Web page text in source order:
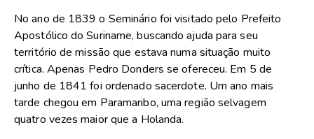
No ano de 1839 o Seminário foi visitado pelo Prefeito
Apostólico do Suriname, buscando ajuda para seu
território de missão que estava numa situação muito
crítica. Apenas Pedro Donders se ofereceu. Em 5 de
junho de 1841 foi ordenado sacerdote. Um ano mais
tarde chegou em Paramaribo, uma região selvagem
quatro vezes maior que a Holanda.